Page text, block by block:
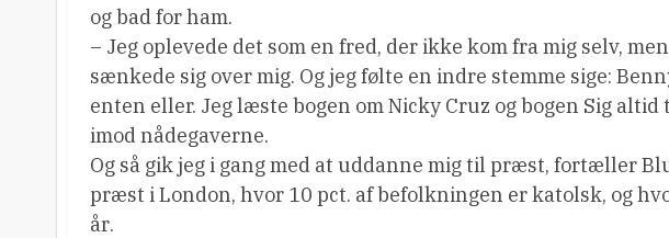
og bad for ham.
– Jeg oplevede det som en fred, der ikke kom fra mig selv,
sænkede sig over mig. Og jeg følte en indre stemme sige:
enten eller. Jeg læste bogen om Nicky Cruz og bogen Sig altid
imod nådegaverne.
Og så gik jeg i gang med at uddanne mig til præst, fortæller
præst i London, hvor 10 pct. af befolkningen er katolsk, og
år.